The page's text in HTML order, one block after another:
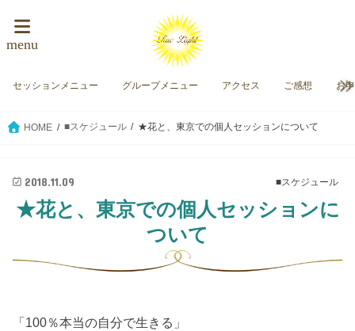
menu
セッションメニュー グループメニュー アクセス ご感想 お
HOME ■スケジュール ★花と、東京での個人セッションについて
■スケジュール
2018.11.09
★花と、東京での個人セッションに
ついて
「100％本当の自分で生きる」